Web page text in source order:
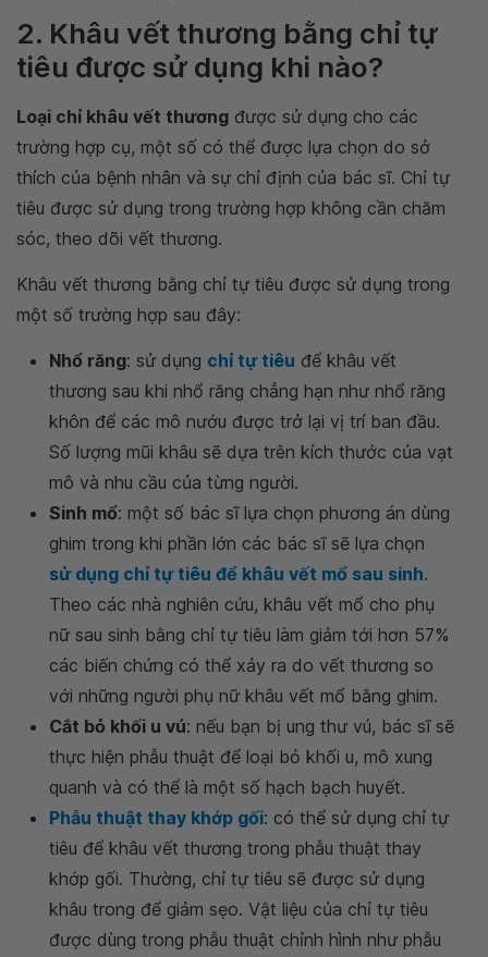
2. Khâu vết thương bằng chỉ tự
tiêu được sử dụng khi nào?
Loại chỉ khâu vết thương được sử dụng cho các
trường hợp cụ, một số có thể được lựa chọn do sở
thích của bệnh nhân và sự chỉ định của bác sĩ. Chỉ tự
tiêu được sử dụng trong trường hợp không cần chăm
sóc, theo dõi vết thương.
Khâu vết thương bằng chỉ tự tiêu được sử dụng trong
một số trường hợp sau đây:
Nhổ răng: sử dụng chỉ tự tiêu để khâu vết
thương sau khi nhổ răng chẳng hạn như nhổ răng
khôn để các mô nướu được trở lại vị trí ban đầu.
Số lượng mũi khâu sẽ dựa trên kích thước của vạt
mô và nhu cầu của từng người.
Sinh mổ: một số bác sĩ lựa chọn phương án dùng
ghim trong khi phần lớn các bác sĩ sẽ lựa chọn
sử dụng chỉ tự tiêu để khâu vết mổ sau sinh.
Theo các nhà nghiên cứu, khâu vết mổ cho phụ
nữ sau sinh bằng chỉ tự tiêu làm giảm tới hơn 57%
các biến chứng có thể xảy ra do vết thương so
với những người phụ nữ khâu vết mổ bằng ghim.
Cắt bỏ khối u vú: nếu bạn bị ung thư vú, bác sĩ sẽ
thực hiện phẫu thuật để loại bỏ khối u, mô xung
quanh và có thể là một số hạch bạch huyết.
Phẫu thuật thay khớp gối: có thể sử dụng chỉ tự
tiêu để khâu vết thương trong phẫu thuật thay
khớp gối. Thường, chỉ tự tiêu sẽ được sử dụng
khâu trong để giảm sẹo. Vật liệu của chỉ tự tiêu
được dùng trong phẫu thuật chỉnh hình như phẫu